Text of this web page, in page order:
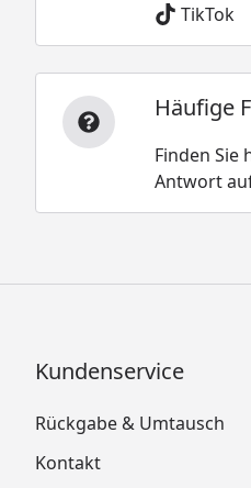
TikTok
Häufige
Finden Sie
Antwort
Kundenservice
Rückgabe & Umtausch
Kontakt